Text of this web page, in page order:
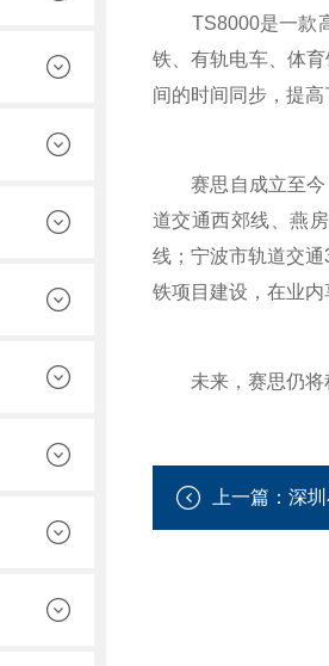
TS8000是一款高
铁、有轨电车、体
间的时间同步，提
赛思自成立至今，
道交通西郊线、燕
线；宁波市轨道交
铁项目建设，在业内
未来，赛思仍将积
上一篇： 深